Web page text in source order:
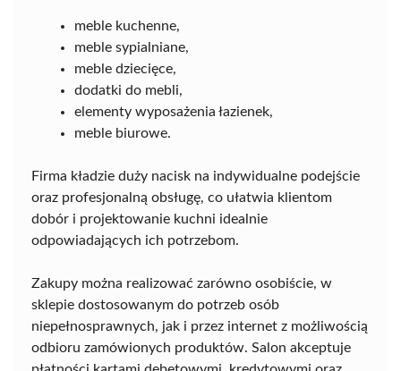
meble kuchenne,
meble sypialniane,
meble dziecięce,
dodatki do mebli,
elementy wyposażenia łazienek,
meble biurowe.
Firma kładzie duży nacisk na indywidualne podejście
oraz profesjonalną obsługę, co ułatwia klientom
dobór i projektowanie kuchni idealnie
odpowiadających ich potrzebom.
Zakupy można realizować zarówno osobiście, w
sklepie dostosowanym do potrzeb osób
niepełnosprawnych, jak i przez internet z możliwością
odbioru zamówionych produktów. Salon akceptuje